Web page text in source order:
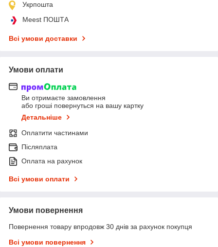
Укрпошта
Meest ПОШТА
Всі умови доставки
Умови оплати
Ви отримаєте замовлення
або гроші повернуться на вашу картку
Детальніше
Оплатити частинами
Післяплата
Оплата на рахунок
Всі умови оплати
Умови повернення
Повернення товару впродовж 30 днів за рахунок покупця
Всі умови повернення